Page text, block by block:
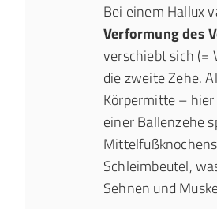
Bei einem Hallux
Verformung des
verschiebt sich (=
die zweite Zehe.
Körpermitte – hier
einer Ballenzehe
Schleimbeutel,
Sehnen und